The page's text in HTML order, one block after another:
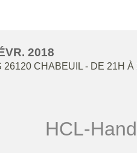
2018
26120 CHABEUIL - DE 21H À
HCL-